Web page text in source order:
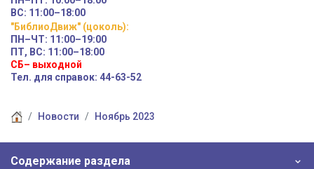
ВС: 11:00–18:00
"БиблиоДвиж" (цоколь):
ПН–ЧТ: 11:00–19:00
ПТ, ВС: 11:00–18:00
СБ– выходной
Тел. для справок: 44-63-52
Новости Ноябрь 2023
Содержание раздела